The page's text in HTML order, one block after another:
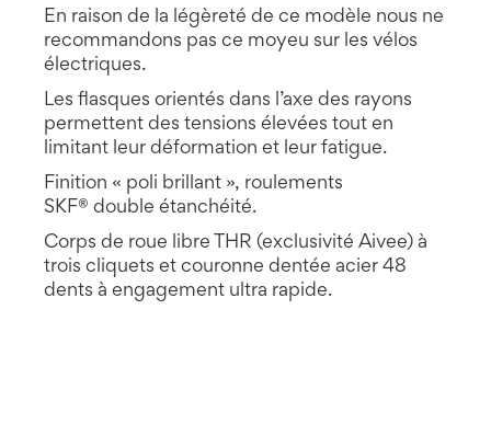
En raison de la légèreté de ce modèle nous ne
recommandons pas ce moyeu sur les vélos
électriques.
Les flasques orientés dans l’axe des rayons
permettent des tensions élevées tout en
limitant leur déformation et leur fatigue.
Finition « poli brillant », roulements
SKF® double étanchéité.
Corps de roue libre THR (exclusivité Aivee) à
trois cliquets et couronne dentée acier 48
dents à engagement ultra rapide.